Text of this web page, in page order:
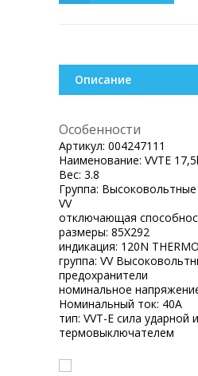
Описание
Особенности
Артикул: 004247111
Наименование: VVTE
Вес: 3.8
Группа:
VV
отключающая
размеры: 85X292
индикация: 120N THERMO
группа: VV
предохранители
номинальное
Номинальный ток: 40A
тип: VVT-E сила ударной
термовыключателем